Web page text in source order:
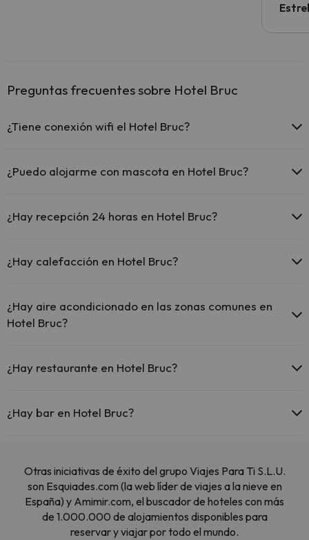
Preguntas frecuentes sobre Hotel Bruc
¿Tiene conexión wifi el Hotel Bruc?
El Hotel Bruc ofrece Wi-Fi gratuito en zonas comunes.
¿Puedo alojarme con mascota en Hotel Bruc?
¿Hay recepción 24 horas en Hotel Bruc?
¿Hay calefacción en Hotel Bruc?
¿Hay aire acondicionado en las zonas comunes en
Hotel Bruc?
¿Hay restaurante en Hotel Bruc?
¿Hay bar en Hotel Bruc?
Otras iniciativas de éxito del grupo Viajes Para Ti S.L.U.
son Esquiades.com (la web líder de viajes a la nieve en
España) y Amimir.com, el buscador de hoteles con más
de 1.000.000 de alojamientos disponibles para
reservar y viajar por todo el mundo.